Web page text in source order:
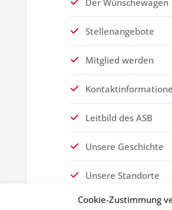
Cookie-Zustimmung
Der Wünschewagen
Stellenangebote
Mitglied werden
Leitbild des ASB
Unsere Geschichte
Unsere Standorte
Datenschutz